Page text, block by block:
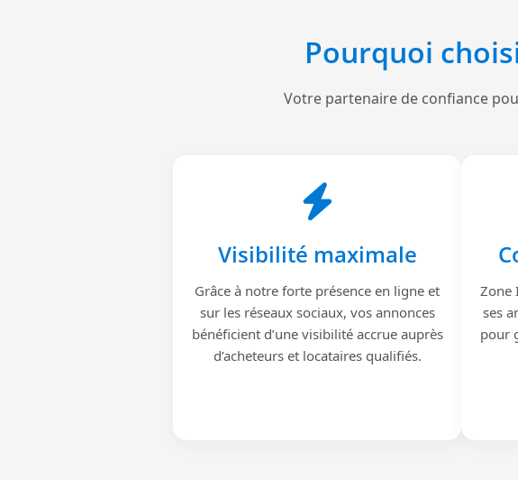
Pourquoi
Votre partenaire de confiance
Visibilité maximale
Grâce à notre forte présence en ligne et
sur les réseaux sociaux, vos annonces
bénéficient d’une visibilité accrue auprès
d’acheteurs et locataires qualifiés.
Zone
ses
pour